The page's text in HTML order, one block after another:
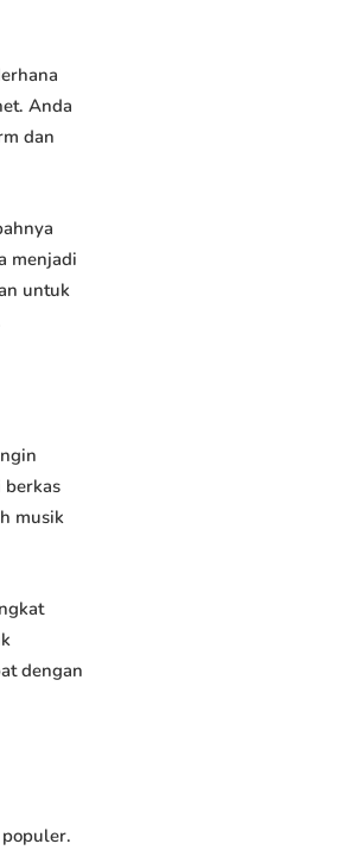
Anda
dan
menjadi
untuk
musik
dengan